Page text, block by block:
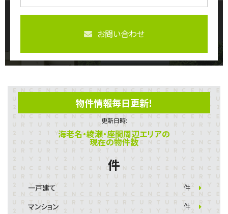
お問い合わせ
物件情報毎日更新！
更新日時:
海老名・綾瀬・座間周辺エリアの
現在の物件数
件
一戸建て
件
マンション
件